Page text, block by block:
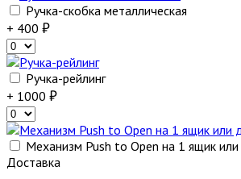
Ручка-скобка металлическая
+ 400
Ручка-рейлинг
+ 1000
Механизм Push to Open на 1 ящик или
Доставка